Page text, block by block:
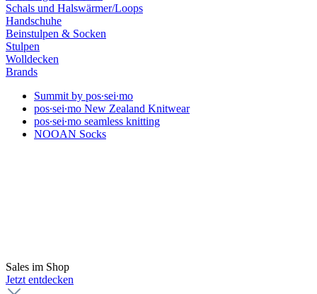
Schals und Halswärmer/Loops
Handschuhe
Beinstulpen & Socken
Stulpen
Wolldecken
Brands
Summit by pos∙sei∙mo
pos∙sei∙mo New Zealand Knitwear
pos∙sei∙mo seamless knitting
NOOAN Socks
Sales im Shop
Jetzt entdecken